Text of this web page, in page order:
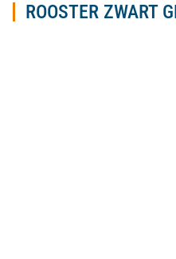
ROOSTER ZWART